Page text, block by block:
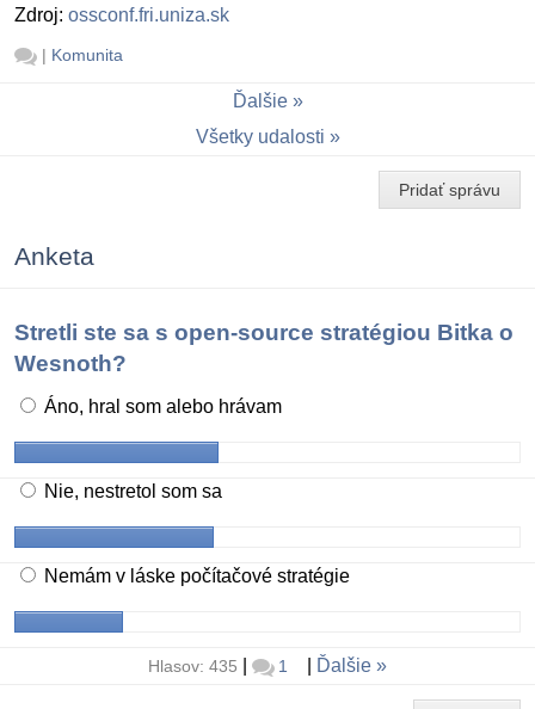
Zdroj: ossconf.fri.uniza.sk
| Komunita
Ďalšie
Všetky udalosti
Pridať správu
Anketa
Stretli ste sa s open-source stratégiou Bitka o
Wesnoth?
Áno, hral som alebo hrávam
Nie, nestretol som sa
Nemám v láske počítačové stratégie
Hlasov: 435 1 Ďalšie